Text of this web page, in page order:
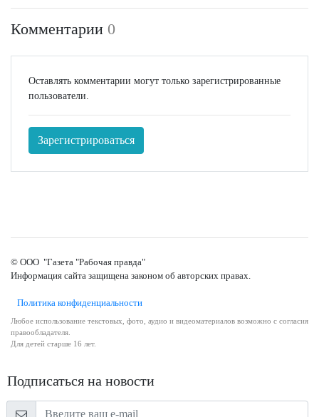
Комментарии 0
Оставлять комментарии могут только зарегистрированные
пользователи.
Зарегистрироваться
© ООО "Газета "Рабочая правда"
Информация сайта защищена законом об авторских правах.
Политика конфиденциальности
Любое использование текстовых, фото, аудио и видеоматериалов возможно с согласия
правообладателя.
Для детей старше 16 лет.
Подписаться на новости